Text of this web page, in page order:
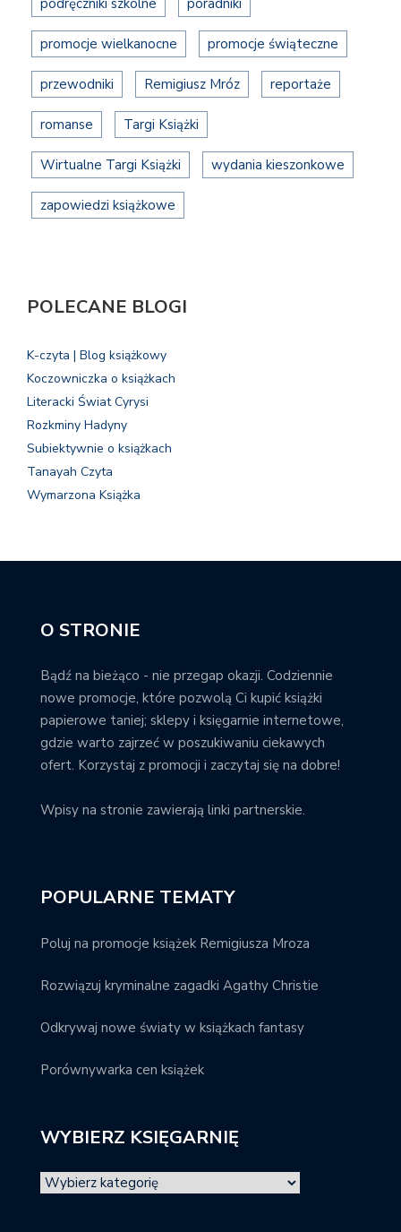
promocje wielkanocne promocje świąteczne
przewodniki Remigiusz Mróz reportaże
romanse Targi Książki
Wirtualne Targi Książki wydania kieszonkowe
zapowiedzi książkowe
POLECANE BLOGI
K-czyta | Blog książkowy
Koczowniczka o książkach
Literacki Świat Cyrysi
Rozkminy Hadyny
Subiektywnie o książkach
Tanayah Czyta
Wymarzona Książka
O STRONIE
Bądź na bieżąco - nie przegap okazji. Codziennie
nowe promocje, które pozwolą Ci kupić książki
papierowe taniej; sklepy i księgarnie internetowe,
gdzie warto zajrzeć w poszukiwaniu ciekawych
ofert. Korzystaj z promocji i zaczytaj się na dobre!
Wpisy na stronie zawierają linki partnerskie.
POPULARNE TEMATY
Poluj na promocje książek Remigiusza Mroza
Rozwiązuj kryminalne zagadki Agathy Christie
Odkrywaj nowe światy w książkach fantasy
Porównywarka cen książek
WYBIERZ KSIĘGARNIĘ